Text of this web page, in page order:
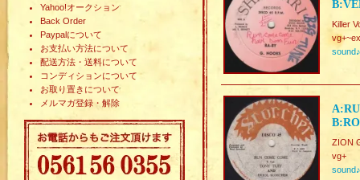
Yahoo!オークション
Back Order
Paypalについて
お支払い方法について
配送方法・送料について
コンディションについて
お取り置きについて
メルマガ登録・解除
Killer
sound♪
ZION
vg+
sound♪